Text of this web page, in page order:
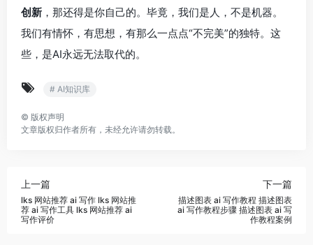
创新 ，那还得是你自己的。毕竟，我们是人，不是机器。
我们有情怀，有思想，有那么一点点“不完美”的独特。这
些，是AI永远无法取代的。
# AI知识库
© 版权声明
文章版权归作者所有，未经允许请勿转载。
上一篇
lks 网站推荐 ai 写作 lks 网站推
荐 ai 写作工具 lks 网站推荐 ai
写作评价
下一篇
描述图表 ai 写作教程 描述图表
ai 写作教程步骤 描述图表 ai 写
作教程案例